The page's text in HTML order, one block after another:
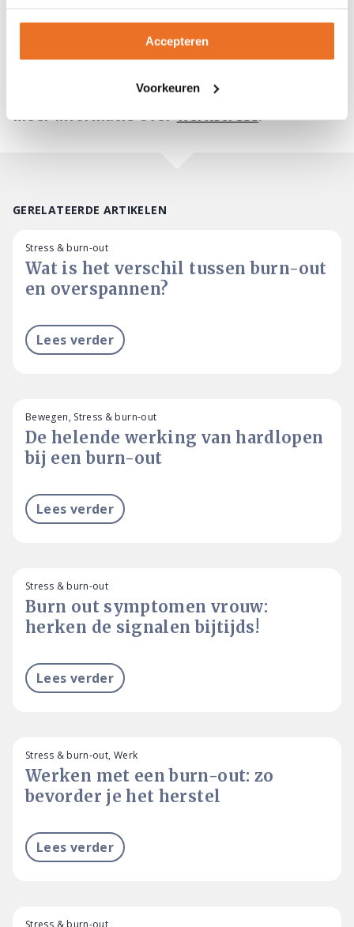
Accepteren
Voorkeuren
geven op het gebied van
stressmanagement.Download de gratis
voor meer informatie.
Meer informatie overwerkstress.
GERELATEERDE ARTIKELEN
Wat is het verschil tussen burn-out
en overspannen?
Stress & burn-out
Lees verder
De helende werking van hardlopen
bij een burn-out
Bewegen, Stress & burn-out
Lees verder
Burn out symptomen vrouw:
herken de signalen bijtijds!
Stress & burn-out
Lees verder
Werken met een burn-out: zo
bevorder je het herstel
Stress & burn-out, Werk
Lees verder
Stress & burn-out